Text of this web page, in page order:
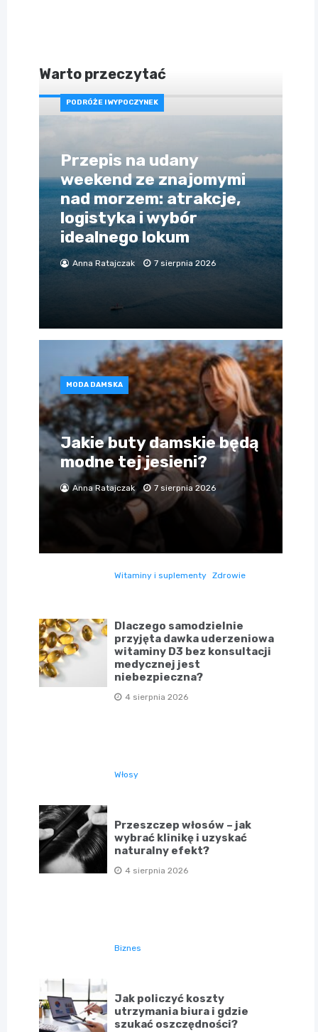
Warto przeczytać
PODRÓŻE I WYPOCZYNEK
Przepis na udany
weekend ze znajomymi
nad morzem: atrakcje,
logistyka i wybór
idealnego lokum
Anna Ratajczak 7 sierpnia 2026
MODA DAMSKA
Jakie buty damskie będą
modne tej jesieni?
Anna Ratajczak 7 sierpnia 2026
Witaminy i suplementy Zdrowie
Dlaczego samodzielnie
przyjęta dawka uderzeniowa
witaminy D3 bez konsultacji
medycznej jest
niebezpieczna?
4 sierpnia 2026
Włosy
Przeszczep włosów – jak
wybrać klinikę i uzyskać
naturalny efekt?
4 sierpnia 2026
Biznes
Jak policzyć koszty
utrzymania biura i gdzie
szukać oszczędności?